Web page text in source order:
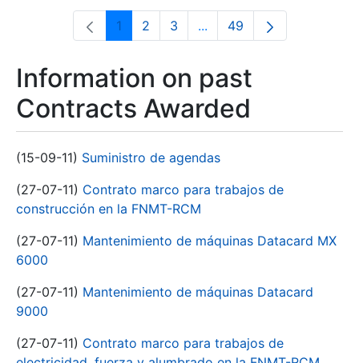
Page
1 Page
2 Page
3 ...Intermediate Pages Use
Page
49
Information on past
Contracts Awarded
(15-09-11) Suministro de agendas
(27-07-11) Contrato marco para trabajos de
construcción en la FNMT-RCM
(27-07-11) Mantenimiento de máquinas Datacard MX
6000
(27-07-11) Mantenimiento de máquinas Datacard
9000
(27-07-11) Contrato marco para trabajos de